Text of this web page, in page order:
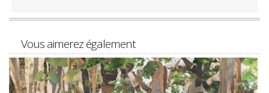
Vous aimerez également